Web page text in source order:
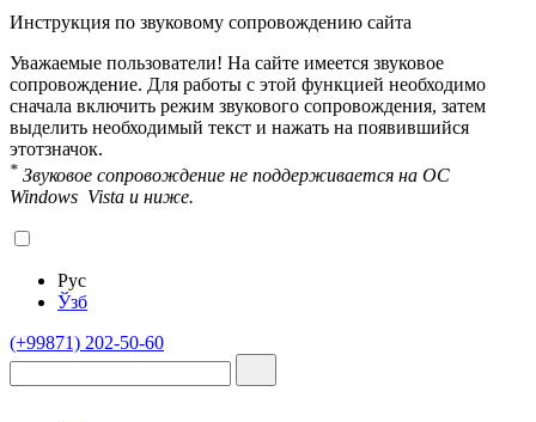
Инструкция по звуковому сопровождению сайта
Уважаемые пользователи! На сайте имеется звуковое
сопровождение. Для работы с этой функцией необходимо
сначала включить режим звукового сопровождения, затем
выделить необходимый текст и нажать на появившийся
этотзначок.
* Звуковое сопровождение не поддерживается на OC
Windows Vista и ниже.
Рус
Ўзб
(+99871) 202-50-60